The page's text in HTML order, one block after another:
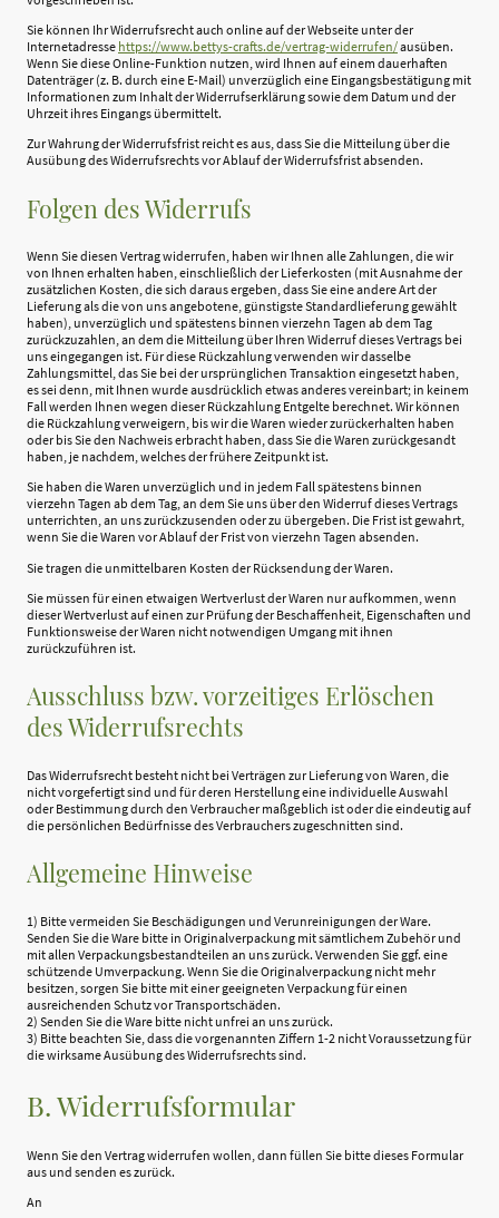
Sie können Ihr Widerrufsrecht auch online auf der Webseite unter der
Internetadresse https://www.bettys-crafts.de/vertrag-widerrufen/ausüben.
Wenn Sie diese Online-Funktion nutzen, wird Ihnen auf einem dauerhaften
Datenträger (z. B. durch eine E-Mail) unverzüglich eine Eingangsbestätigung mit
Informationen zum Inhalt der Widerrufserklärung sowie dem Datum und der
Uhrzeit ihres Eingangs übermittelt.
Zur Wahrung der Widerrufsfrist reicht es aus, dass Sie die Mitteilung über die
Ausübung des Widerrufsrechts vor Ablauf der Widerrufsfrist absenden.
Folgen des Widerrufs
Wenn Sie diesen Vertrag widerrufen, haben wir Ihnen alle Zahlungen, die wir
von Ihnen erhalten haben, einschließlich der Lieferkosten (mit Ausnahme der
zusätzlichen Kosten, die sich daraus ergeben, dass Sie eine andere Art der
Lieferung als die von uns angebotene, günstigste Standardlieferung gewählt
haben), unverzüglich und spätestens binnen vierzehn Tagen ab dem Tag
zurückzuzahlen, an dem die Mitteilung über Ihren Widerruf dieses Vertrags bei
uns eingegangen ist. Für diese Rückzahlung verwenden wir dasselbe
Zahlungsmittel, das Sie bei der ursprünglichen Transaktion eingesetzt haben,
es sei denn, mit Ihnen wurde ausdrücklich etwas anderes vereinbart; in keinem
Fall werden Ihnen wegen dieser Rückzahlung Entgelte berechnet. Wir können
die Rückzahlung verweigern, bis wir die Waren wieder zurückerhalten haben
oder bis Sie den Nachweis erbracht haben, dass Sie die Waren zurückgesandt
haben, je nachdem, welches der frühere Zeitpunkt ist.
Sie haben die Waren unverzüglich und in jedem Fall spätestens binnen
vierzehn Tagen ab dem Tag, an dem Sie uns über den Widerruf dieses Vertrags
unterrichten, an uns zurückzusenden oder zu übergeben. Die Frist ist gewahrt,
wenn Sie die Waren vor Ablauf der Frist von vierzehn Tagen absenden.
Sie tragen die unmittelbaren Kosten der Rücksendung der Waren.
Sie müssen für einen etwaigen Wertverlust der Waren nur aufkommen, wenn
dieser Wertverlust auf einen zur Prüfung der Beschaffenheit, Eigenschaften und
Funktionsweise der Waren nicht notwendigen Umgang mit ihnen
zurückzuführen ist.
Ausschluss bzw. vorzeitiges Erlöschen
des Widerrufsrechts
Das Widerrufsrecht besteht nicht bei Verträgen zur Lieferung von Waren, die
nicht vorgefertigt sind und für deren Herstellung eine individuelle Auswahl
oder Bestimmung durch den Verbraucher maßgeblich ist oder die eindeutig auf
die persönlichen Bedürfnisse des Verbrauchers zugeschnitten sind.
Allgemeine Hinweise
1) Bitte vermeiden Sie Beschädigungen und Verunreinigungen der Ware.
Senden Sie die Ware bitte in Originalverpackung mit sämtlichem Zubehör und
mit allen Verpackungsbestandteilen an uns zurück. Verwenden Sie ggf. eine
schützende Umverpackung. Wenn Sie die Originalverpackung nicht mehr
besitzen, sorgen Sie bitte mit einer geeigneten Verpackung für einen
ausreichenden Schutz vor Transportschäden.
2) Senden Sie die Ware bitte nicht unfrei an uns zurück.
3) Bitte beachten Sie, dass die vorgenannten Ziffern 1-2 nicht Voraussetzung für
die wirksame Ausübung des Widerrufsrechts sind.
B. Widerrufsformular
Wenn Sie den Vertrag widerrufen wollen, dann füllen Sie bitte dieses Formular
aus und senden es zurück.
An